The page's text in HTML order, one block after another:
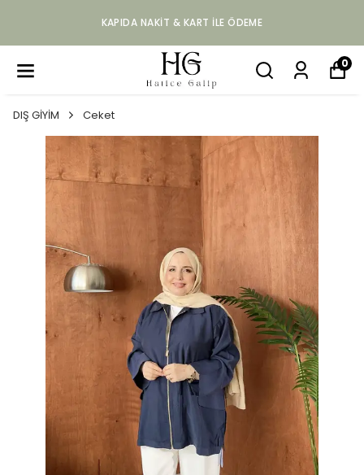
KAPIDA NAKIT & KART ILE ÖDEME
0
DIŞ GİYİM Ceket